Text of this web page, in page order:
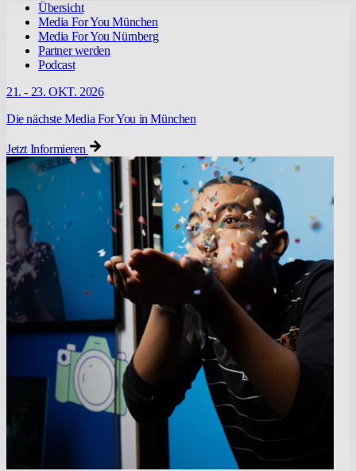
Übersicht
Media For You München
Media For You Nürnberg
Partner werden
Podcast
21. - 23. OKT. 2026
Die nächste Media For You in München
Jetzt Informieren